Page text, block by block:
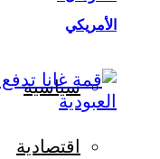
سياسية
اقتصادية
الأمريكي